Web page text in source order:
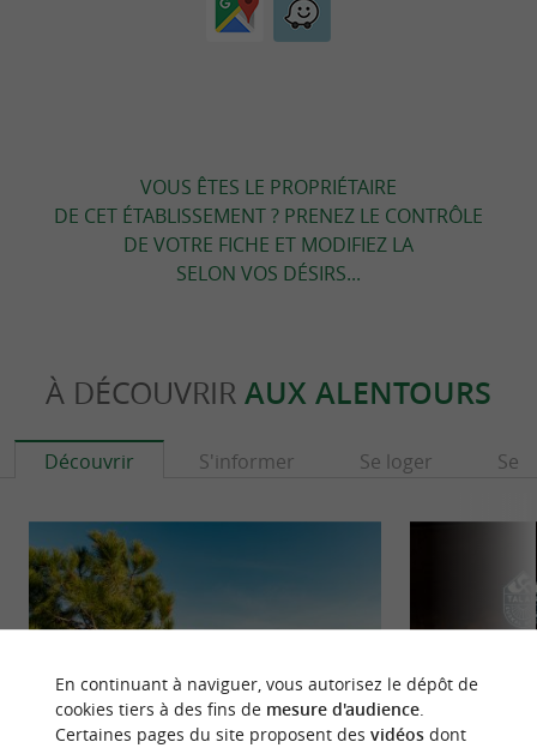
VOUS ÊTES LE PROPRIÉTAIRE
DE CET ÉTABLISSEMENT ? PRENEZ LE CONTRÔLE
DE VOTRE FICHE ET MODIFIEZ LA
SELON VOS DÉSIRS...
À DÉCOUVRIR AUX ALENTOURS
Découvrir S'informer Se loger Se
En continuant à naviguer, vous autorisez le dépôt de
cookies tiers à des fins de mesure d'audience.
Certaines pages du site proposent des vidéosdont